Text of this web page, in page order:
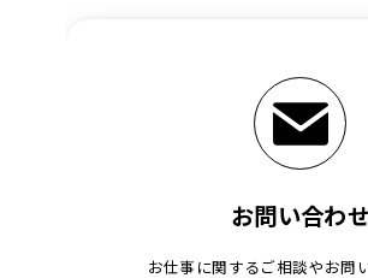
お問い合わせ
お仕事に関するご相談やお問